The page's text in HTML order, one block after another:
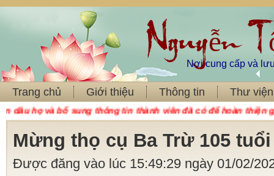
Nguyễn
Nơi cung cấp và
Trang chủ Giới thiệu Thông tin Thư viện
thành viên đã có để hoàn thiện gia phả. Ban tộc
Mừng thọ cụ Ba Trừ 105 tuổi
Được đăng vào lúc 15:49:29 ngày 01/02/